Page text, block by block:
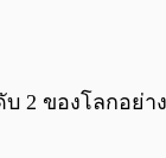
2 ของโลกอย่าง